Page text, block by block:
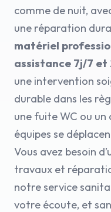
comme de nuit,
une réparation
matériel
assistance 7j/7 et
une intervention
durable dans les
une fuite WC ou un
équipes se
Vous avez besoin
travaux et
notre service
votre écoute, et